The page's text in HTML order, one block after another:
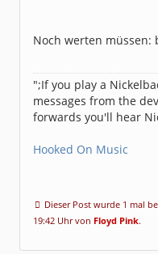
Noch werten müssen:
";If you play a
messages from the
forwards you'll hear
Hooked On Music
Dieser Post wurde 1 mal
19:42 Uhr von Floyd Pink.